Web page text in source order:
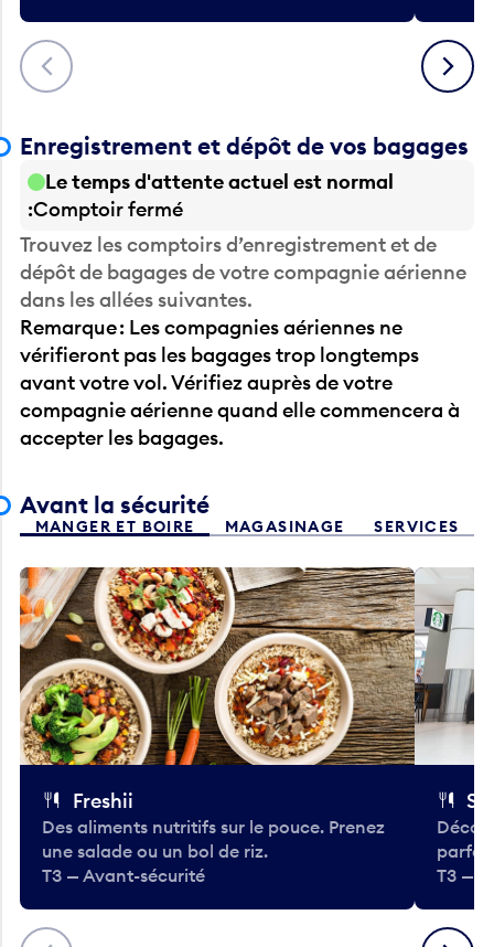
Précédent Suivant
Enregistrement et dépôt de vos bagages
Le temps d'attente actuel est normal
Comptoir fermé
Trouvez les comptoirs d’enregistrement et de
dépôt de bagages de votre compagnie aérienne
dans les allées suivantes.
Remarque : Les compagnies aériennes ne
vérifieront pas les bagages trop longtemps
avant votre vol. Vérifiez auprès de votre
compagnie aérienne quand elle commencera à
accepter les bagages.
Avant la sécurité
MANGER ET BOIRE MAGASINAGE SERVICES
Précédent
Freshii
Des aliments nutritifs sur le pouce. Prenez
une salade ou un bol de riz.
T3 — Avant-sécurité
T3 —
Suivant